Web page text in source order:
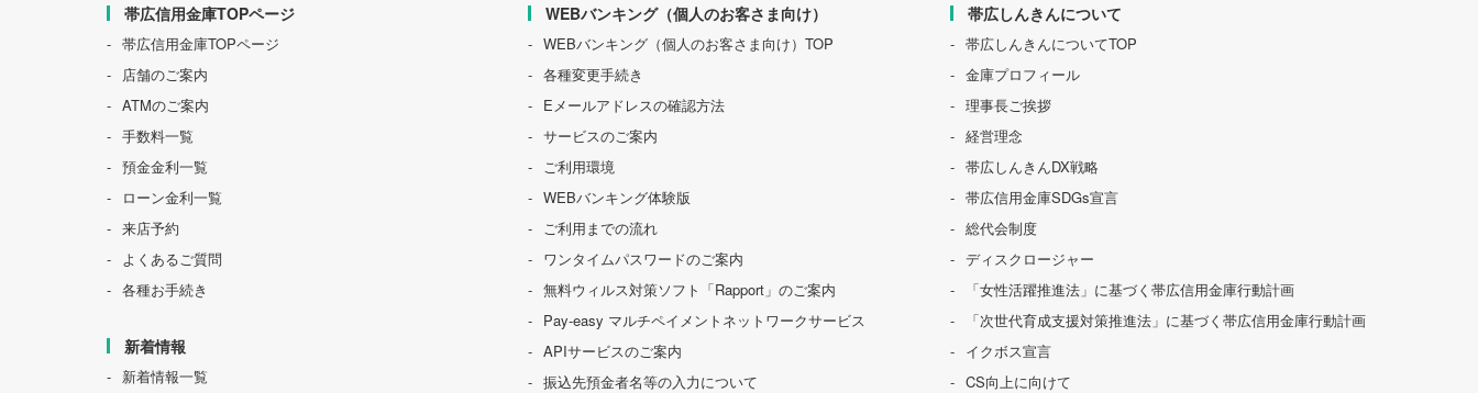
帯広信用金庫TOPページ
帯広信用金庫TOPページ
店舗のご案内
ATMのご案内
手数料一覧
預金金利一覧
ローン金利一覧
来店予約
よくあるご質問
各種お手続き
新着情報
新着情報一覧
WEBバンキング（個人のお客さま向け）
WEBバンキング（個人のお客さま向け）TOP
各種変更手続き
Eメールアドレスの確認方法
サービスのご案内
ご利用環境
WEBバンキング体験版
ご利用までの流れ
ワンタイムパスワードのご案内
無料ウィルス対策ソフト「Rapport」のご案内
Pay-easy マルチペイメントネットワークサービス
APIサービスのご案内
振込先預金者名等の入力について
帯広しんきんについて
帯広しんきんについてTOP
金庫プロフィール
理事長ご挨拶
経営理念
帯広しんきんDX戦略
帯広信用金庫SDGs宣言
総代会制度
ディスクロージャー
「女性活躍推進法」に基づく帯広信用金庫行動計画
「次世代育成支援対策推進法」に基づく帯広信用金庫行動計画
イクボス宣言
CS向上に向けて